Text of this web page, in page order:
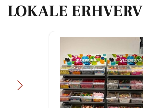
LOKALE ERHVERV